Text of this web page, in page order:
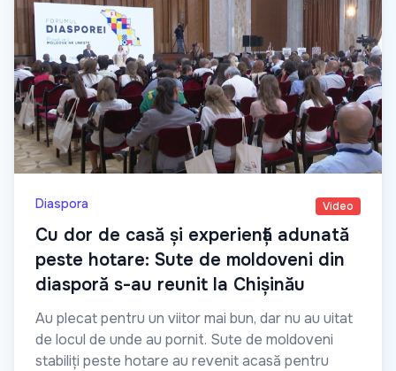
Diaspora Video
Cu dor de casă și experiență adunată
peste hotare: Sute de moldoveni din
diasporă s-au reunit la Chișinău
Au plecat pentru un viitor mai bun, dar nu au uitat
de locul de unde au pornit. Sute de moldoveni
stabiliți peste hotare au revenit acasă pentru